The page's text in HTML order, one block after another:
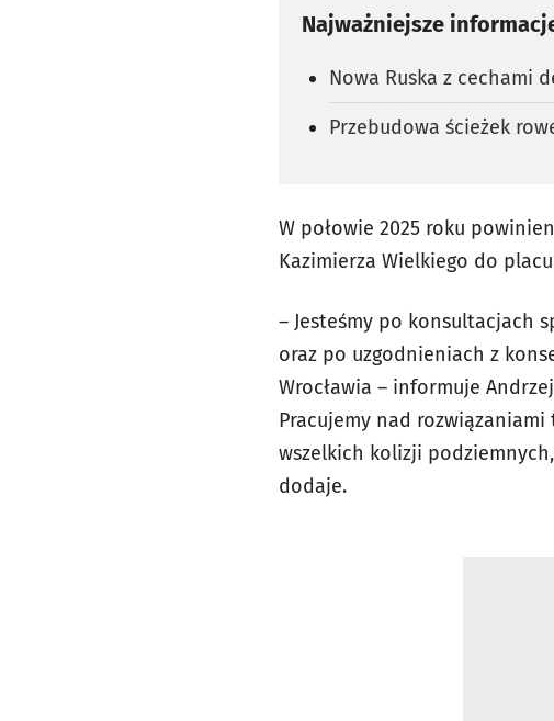
Najważniejsze
Nowa Ruska z cechami
Przebudowa ścieżek
W połowie 2025 roku
Kazimierza Wielkiego do
– Jesteśmy po konsultacjach
oraz po uzgodnieniach z
Wrocławia – informuje
Pracujemy nad
wszelkich kolizji
dodaje.